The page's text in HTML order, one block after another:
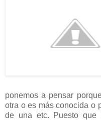
ponemos a pensar
otra o es más conocida o
de una etc. Puesto que